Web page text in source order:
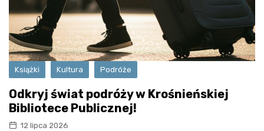
Książki Kultura Podróże
Odkryj świat podróży w Krośnieńskiej
Bibliotece Publicznej!
12 lipca 2026